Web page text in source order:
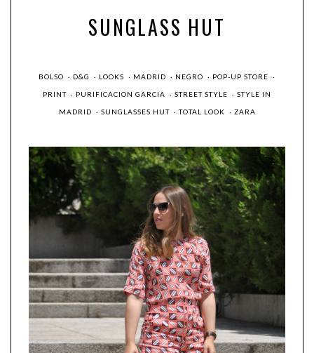
SUNGLASS HUT
BOLSO · D&G · LOOKS · MADRID · NEGRO · POP-UP STORE ·
PRINT · PURIFICACION GARCIA · STREET STYLE · STYLE IN
MADRID · SUNGLASSES HUT ·TOTAL LOOK · ZARA